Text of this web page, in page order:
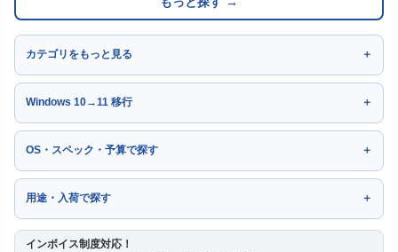
カテゴリをもっと見る
Windows 10→11 移行
OS・スペック・予算で探す
用途・入荷で探す
インボイス制度対応！